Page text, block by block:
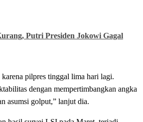
Putri Presiden Jokowi Gagal
pilpres tinggal lima hari lagi.
dengan mempertimbangkan angka
asumsi golput,” lanjut dia.